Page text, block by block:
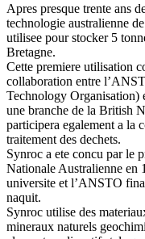
Apres presque trente ans
technologie australienne
utilisee pour stocker 5
Bretagne.
Cette premiere utilisation
collaboration entre
Technology Organisation)
une branche de la British
participera egalement a la
traitement des dechets.
Synroc a ete concu par le
Nationale Australienne en
universite et l’ANSTO
naquit.
Synroc utilise des
mineraux naturels